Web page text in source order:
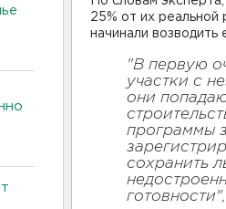
25% от их реальной
начинали возводить
"В первую
участки с
они
программы
сохранить